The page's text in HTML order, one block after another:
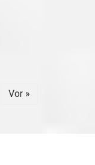
Vor »